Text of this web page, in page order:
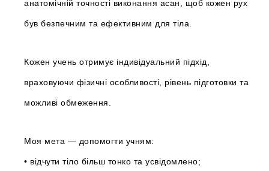
анатомічній точності виконання асан, щоб кожен рух
був безпечним та ефективним для тіла.
Кожен учень отримує індивідуальний підхід,
враховуючи фізичні особливості, рівень підготовки та
можливі обмеження.
Моя мета — допомогти учням:
• відчути тіло більш тонко та усвідомлено;